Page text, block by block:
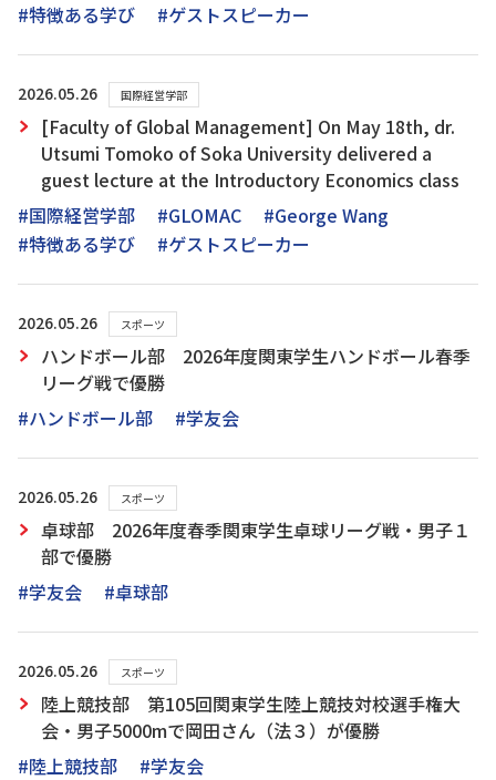
#特徴ある学び
#ゲストスピーカー
2026.05.26 国際経営学部
[Faculty of Global Management] On May 18th, dr.
Utsumi Tomoko of Soka University delivered a
guest lecture at the Introductory Economics class
#国際経営学部
#GLOMAC
#George Wang
#特徴ある学び
#ゲストスピーカー
2026.05.26 スポーツ
ハンドボール部 2026年度関東学生ハンドボール春季
リーグ戦で優勝
#ハンドボール部
#学友会
2026.05.26 スポーツ
卓球部 2026年度春季関東学生卓球リーグ戦・男子１
部で優勝
#学友会
#卓球部
2026.05.26 スポーツ
陸上競技部 第105回関東学生陸上競技対校選手権大
会・男子5000mで岡田さん（法３）が優勝
#陸上競技部
#学友会